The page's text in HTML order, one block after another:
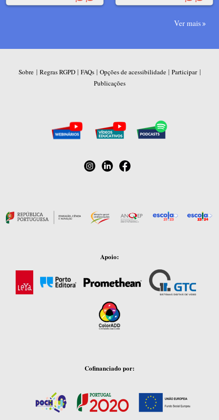
Ver mais
Sobre | Regras RGPD| FAQs| Opções de acessibilidade| Participar|
Publicações
Apoio:
Cofinanciado por: